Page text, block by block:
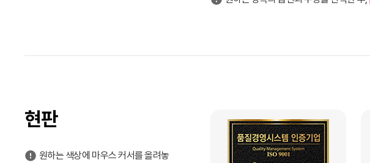
현판
원하는 색상에 마우스 커서를 올려놓